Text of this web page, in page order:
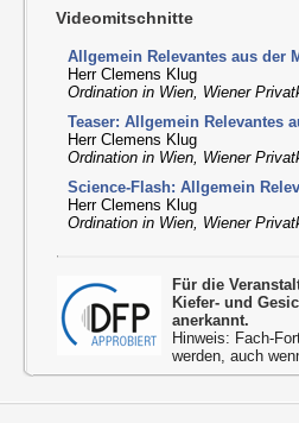
Videomitschnitte
Allgemein Relevantes aus der
Herr Clemens Klug
Ordination in Wien, Wiener
Teaser: Allgemein Relevantes
Herr Clemens Klug
Ordination in Wien, Wiener
Science-Flash: Allgemein
Herr Clemens Klug
Ordination in Wien, Wiener
Für die
Kiefer- und
anerkannt.
Hinweis: Fach-
werden, auch